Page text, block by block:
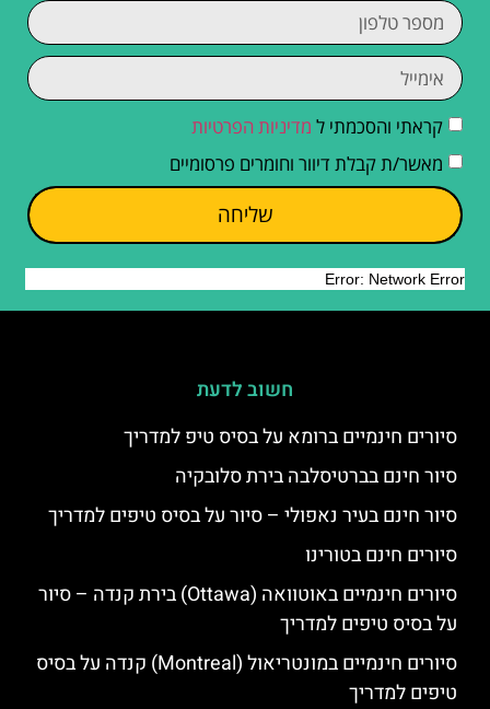
קראתי והסכמתי ל מדיניות הפרטיות
מאשר/ת קבלת דיוור וחומרים פרסומיים
שליחה
חשוב לדעת
סיורים חינמיים ברומא על בסיס טיפ למדריך
סיור חינם בברטיסלבה בירת סלובקיה
סיור חינם בעיר נאפולי – סיור על בסיס טיפים למדריך
סיורים חינם בטורינו
סיורים חינמיים באוטוואה (Ottawa) בירת קנדה – סיור
על בסיס טיפים למדריך
סיורים חינמיים במונטריאול (Montreal) קנדה על בסיס
טיפים למדריך